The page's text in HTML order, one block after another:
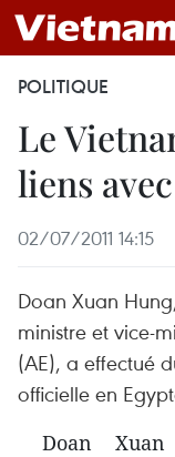
POLITIQUE
Le
liens
02/07/2011 14:15
Doan Xuan
ministre et vice-
(AE), a effectué
officielle en
Doan